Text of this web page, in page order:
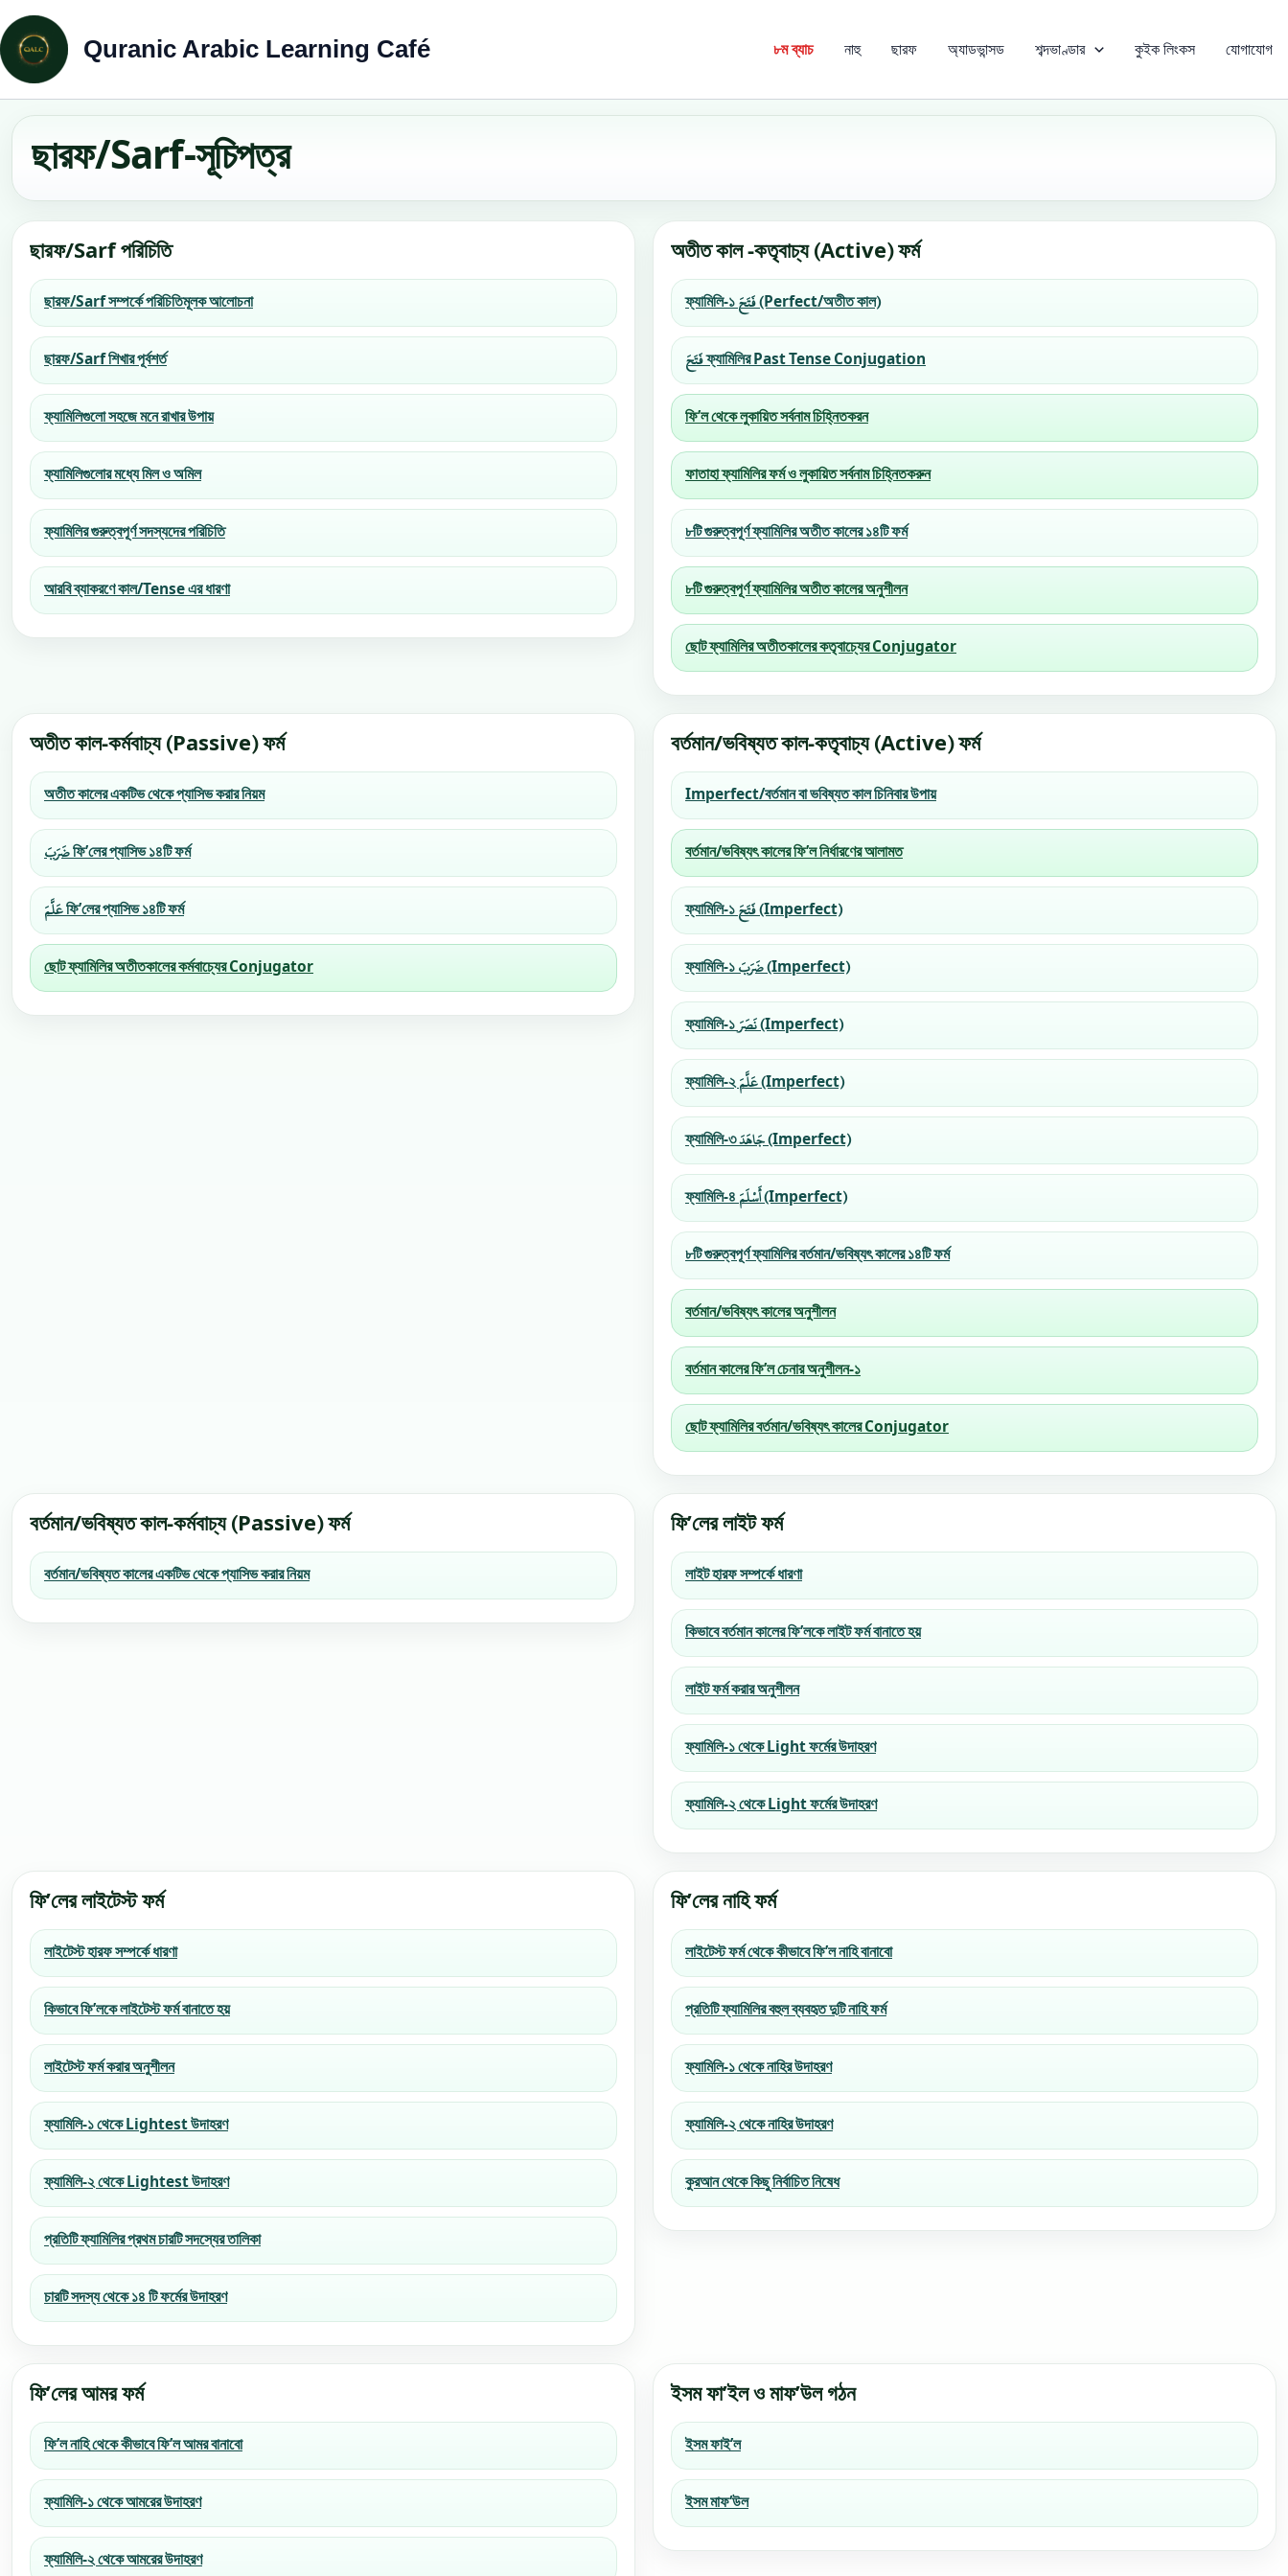
Quranic Arabic Learning Café ৮ম ব্যাচ নাহু ছারফ অ্যাডভান্সড শব্দভাণ্ডার কুইক লিংকস যোগাযোগ
ছারফ/Sarf-সূচিপত্র
ছারফ/Sarf পরিচিতি
ছারফ/Sarf সম্পর্কে পরিচিতিমূলক আলোচনা
ছারফ/Sarf শিখার পূর্বশর্ত
ফ্যামিলিগুলো সহজে মনে রাখার উপায়
ফ্যামিলিগুলোর মধ্যে মিল ও অমিল
ফ্যামিলির গুরুত্বপূর্ণ সদস্যদের পরিচিতি
আরবি ব্যাকরণে কাল/Tense এর ধারণা
অতীত কাল -কতৃবাচ্য (Active) ফর্ম
ফ্যামিলি-১ فَتَحَ (Perfect/অতীত কাল)
فَتَحَ ফ্যামিলির Past Tense Conjugation
ফি’ল থেকে লুকায়িত সর্বনাম চিহ্নিতকরন
ফাতাহা ফ্যামিলির ফর্ম ও লুকায়িত সর্বনাম চিহ্নিতকরুন
৮টি গুরুত্বপূর্ণ ফ্যামিলির অতীত কালের ১৪টি ফর্ম
৮টি গুরুত্বপূর্ণ ফ্যামিলির অতীত কালের অনুশীলন
ছোট ফ্যামিলির অতীতকালের কতৃবাচ্যের Conjugator
অতীত কাল-কর্মবাচ্য (Passive) ফর্ম
অতীত কালের একটিভ থেকে প্যাসিভ করার নিয়ম
ضَرَبَ ফি’লের প্যাসিভ ১৪টি ফর্ম
عَلَّمَ ফি’লের প্যাসিভ ১৪টি ফর্ম
ছোট ফ্যামিলির অতীতকালের কর্মবাচ্যের Conjugator
বর্তমান/ভবিষ্যত কাল-কতৃবাচ্য (Active) ফর্ম
Imperfect/বর্তমান বা ভবিষ্যত কাল চিনিবার উপায়
বর্তমান/ভবিষ্যৎ কালের ফি’ল নির্ধারণের আলামত
ফ্যামিলি-১ فَتَحَ (Imperfect)
ফ্যামিলি-১ ضَرَبَ (Imperfect)
ফ্যামিলি-১ نَصَرَ (Imperfect)
ফ্যামিলি-২ عَلَّمَ (Imperfect)
ফ্যামিলি-৩ جَاهَدَ (Imperfect)
ফ্যামিলি-৪ أَسْلَمَ (Imperfect)
৮টি গুরুত্বপূর্ণ ফ্যামিলির বর্তমান/ভবিষ্যৎ কালের ১৪টি ফর্ম
বর্তমান/ভবিষ্যৎ কালের অনুশীলন
বর্তমান কালের ফি’ল চেনার অনুশীলন-১
ছোট ফ্যামিলির বর্তমান/ভবিষ্যৎ কালের Conjugator
বর্তমান/ভবিষ্যত কাল-কর্মবাচ্য (Passive) ফর্ম
বর্তমান/ভবিষ্যত কালের একটিভ থেকে প্যাসিভ করার নিয়ম
ফি’লের লাইট ফর্ম
লাইট হারফ সম্পর্কে ধারণা
কিভাবে বর্তমান কালের ফি’লকে লাইট ফর্ম বানাতে হয়
লাইট ফর্ম করার অনুশীলন
ফ্যামিলি-১ থেকে Light ফর্মের উদাহরণ
ফ্যামিলি-২ থেকে Light ফর্মের উদাহরণ
ফি’লের লাইটেস্ট ফর্ম
লাইটেস্ট হারফ সম্পর্কে ধারণা
কিভাবে ফি’লকে লাইটেস্ট ফর্ম বানাতে হয়
লাইটেস্ট ফর্ম করার অনুশীলন
ফ্যামিলি-১ থেকে Lightest উদাহরণ
ফ্যামিলি-২ থেকে Lightest উদাহরণ
প্রতিটি ফ্যামিলির প্রথম চারটি সদস্যের তালিকা
চারটি সদস্য থেকে ১৪ টি ফর্মের উদাহরণ
ফি’লের নাহি ফর্ম
লাইটেস্ট ফর্ম থেকে কীভাবে ফি’ল নাহি বানাবো
প্রতিটি ফ্যামিলির বহুল ব্যবহৃত দুটি নাহি ফর্ম
ফ্যামিলি-১ থেকে নাহির উদাহরণ
ফ্যামিলি-২ থেকে নাহির উদাহরণ
কুরআন থেকে কিছু নির্বাচিত নিষেধ
ফি’লের আমর ফর্ম
ফি’ল নাহি থেকে কীভাবে ফি’ল আমর বানাবো
ফ্যামিলি-১ থেকে আমরের উদাহরণ
ফ্যামিলি-২ থেকে আমরের উদাহরণ
ইসম ফা’ইল ও মাফ’উল গঠন
ইসম ফাই’ল
ইসম মাফ‘উল